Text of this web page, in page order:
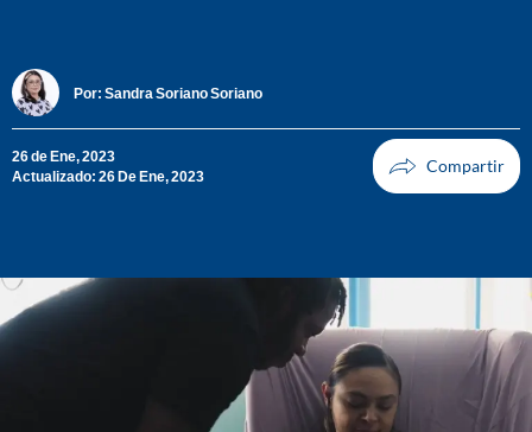
Por: Sandra Soriano Soriano
26 de Ene, 2023
Actualizado: 26 De Ene, 2023